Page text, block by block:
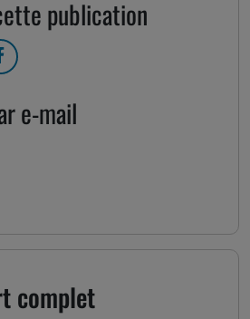
publication
e-mail
complet